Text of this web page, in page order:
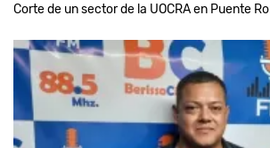
Corte de un sector de la UOCRA en Puente